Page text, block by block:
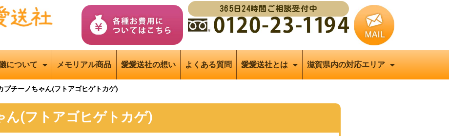
365日24時間ご相談受付中
について メモリアル商品 愛愛送社の想い よくある質問 愛愛送社とは 滋賀県内の対応エリア
プチーノちゃん(フトアゴヒゲトカゲ)
ん(フトアゴヒゲトカゲ)